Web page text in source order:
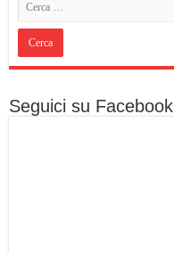
Seguici su Facebook